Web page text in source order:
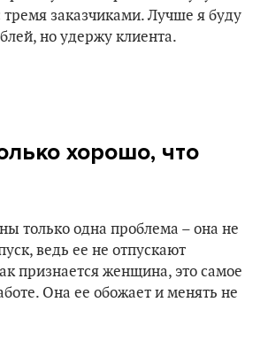
тремя заказчиками. Лучше я буду
но удержу клиента.
хорошо, что
только одна проблема – она не
ведь ее не отпускают
признается женщина, это самое
Она ее обожает и менять не